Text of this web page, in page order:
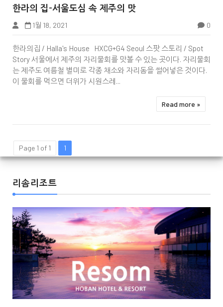


한라의 집-서울도심 속 제주의 맛
1월 18, 2021 0
한라의집 / Halla's House HXCG+G4 Seoul 스팟 스토리 / Spot
Story 서울에서 제주의 자리물회를 맛볼 수 있는 곳이다. 자리물회
는 제주도 여름철 별미로 각종 채소와 자리돔을 썰어넣은 것이다.
이 물회를 먹으면 더위가 시원스레...
Read more »
Page 1 of 1 1
리솜리조트